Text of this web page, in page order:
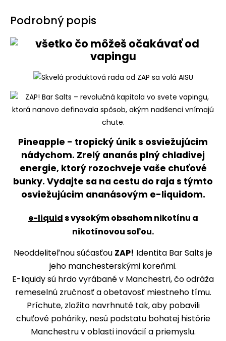
Podrobný popis
Pineapple - tropický únik s osviežujúcim
nádychom. Zrelý ananás plný chladivej
energie, ktorý rozochveje vaše chuťové
bunky. Vydajte sa na cestu do raja s týmto
osviežujúcim ananásovým e-liquidom.
e-liquids vysokým obsahom nikotínu a
nikotínovou soľou.
Neoddeliteľnou súčasťou ZAP! Identita Bar Salts je
jeho manchesterskými koreňmi.
E-liquidy sú hrdo vyrábané v Manchestri, čo odráža
remeselnú zručnosť a obetavosť miestneho tímu.
Príchute, zložito navrhnuté tak, aby pobavili
chuťové poháriky, nesú podstatu bohatej histórie
Manchestru v oblasti inovácií a priemyslu.